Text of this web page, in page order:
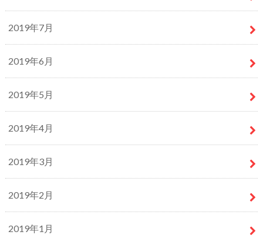
2019年7月
2019年6月
2019年5月
2019年4月
2019年3月
2019年2月
2019年1月